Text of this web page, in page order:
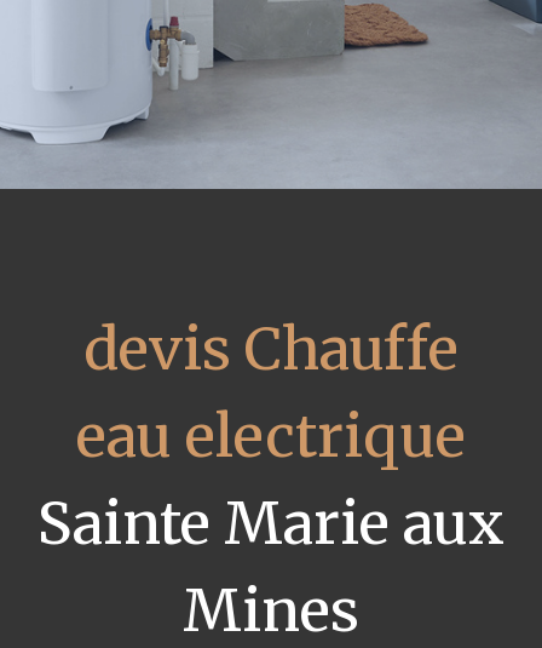
devis Chauffe
eau electrique
Sainte Marie aux
Mines